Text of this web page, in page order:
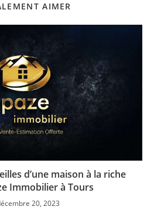
AIMER
d’une maison à la riche
Immobilier à Tours
20, 2023